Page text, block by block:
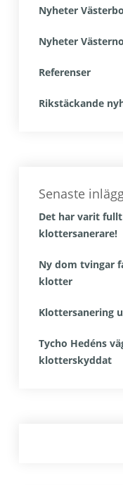
Nyheter
Nyheter
Referenser
Rikstäckande
Senaste
Det har varit
klottersanerare!
Ny dom tvingar
klotter
Klottersanering
Tycho Hedéns
klotterskyddat